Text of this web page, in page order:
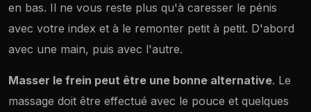
en bas. Il ne vous reste plus qu'à caresser le pénis
avec votre index et à le remonter petit à petit. D'abord
avec une main, puis avec l'autre.
Masser le frein peut être une bonne alternative. Le
massage doit être effectué avec le pouce et quelques